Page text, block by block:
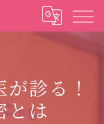
診る！
とは